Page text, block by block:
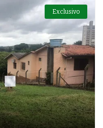
Exclusivo